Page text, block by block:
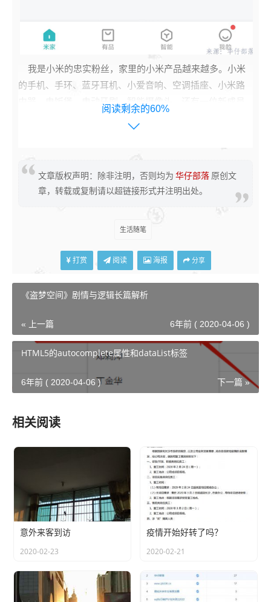
我是小米的忠实粉丝，家里的小米产品越来越多。小米
的手机、手环、蓝牙耳机、小爱音响、空调插座、小米路
由器、电饭煲、电动牙刷、智能摄像头，还有一位新成员
智能居家生活，男人的快乐就是这么简单。开灯喊小
爱，开空调喊小爱、扫地喊小爱、听歌喊小爱。以前电影
中的场景，现在都能实现了。
阅读剩余的60%
文章版权声明：除非注明，否则均为 华仔部落 原创文
章，转载或复制请以超链接形式并注明出处。
生活随笔
打赏 阅读 海报 分享
《盗梦空间》剧情与逻辑长篇解析
« 上一篇 6年前 ( 2020-04-06 )
HTML5的autocomplete属性和dataList标签
下一篇 »
6年前 ( 2020-04-06 )
相关阅读
意外来客到访
2020-02-23
疫情开始好转了吗？
2020-02-21